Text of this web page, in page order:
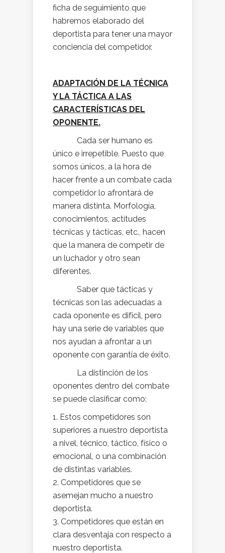
ficha de seguimiento que
habremos elaborado del
deportista para tener una mayor
conciencia del competidor.
ADAPTACIÓN DE LA TÉCNICA
Y LA TÁCTICA A LAS
CARACTERÍSTICAS DEL
OPONENTE.
Cada ser humano es
único e irrepetible. Puesto que
somos únicos, a la hora de
hacer frente a un combate cada
competidor lo afrontará de
manera distinta. Morfología,
conocimientos, actitudes
técnicas y tácticas, etc., hacen
que la manera de competir de
un luchador y otro sean
diferentes.
Saber que tácticas y
técnicas son las adecuadas a
cada oponente es difícil, pero
hay una serie de variables que
nos ayudan a afrontar a un
oponente con garantía de éxito.
La distinción de los
oponentes dentro del combate
se puede clasificar como:
Estos competidores son
superiores a nuestro deportista
a nivel, técnico, táctico, físico o
emocional, o una combinación
de distintas variables.
Competidores que se
asemejan mucho a nuestro
deportista.
Competidores que están en
clara desventaja con respecto a
nuestro deportista.